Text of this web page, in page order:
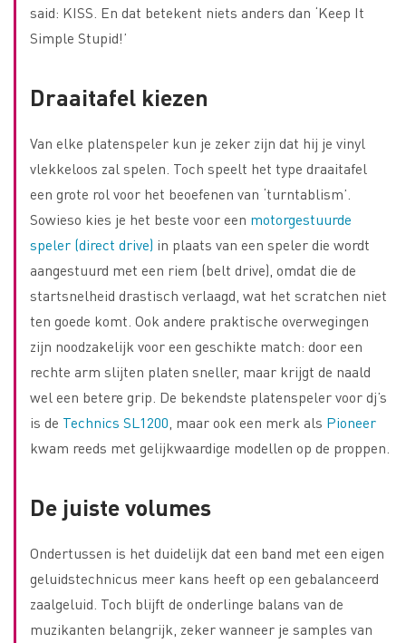
said: KISS. En dat betekent niets anders dan ‘Keep It
Simple Stupid!’
Draaitafel kiezen
Van elke platenspeler kun je zeker zijn dat hij je vinyl
vlekkeloos zal spelen. Toch speelt het type draaitafel
een grote rol voor het beoefenen van ‘turntablism’.
Sowieso kies je het beste voor een motorgestuurde
speler (direct drive) in plaats van een speler die wordt
aangestuurd met een riem (belt drive), omdat die de
startsnelheid drastisch verlaagd, wat het scratchen niet
ten goede komt. Ook andere praktische overwegingen
zijn noodzakelijk voor een geschikte match: door een
rechte arm slijten platen sneller, maar krijgt de naald
wel een betere grip. De bekendste platenspeler voor dj’s
is de Technics SL1200 , maar ook een merk als Pioneer
kwam reeds met gelijkwaardige modellen op de proppen.
De juiste volumes
Ondertussen is het duidelijk dat een band met een eigen
geluidstechnicus meer kans heeft op een gebalanceerd
zaalgeluid. Toch blijft de onderlinge balans van de
muzikanten belangrijk, zeker wanneer je samples van